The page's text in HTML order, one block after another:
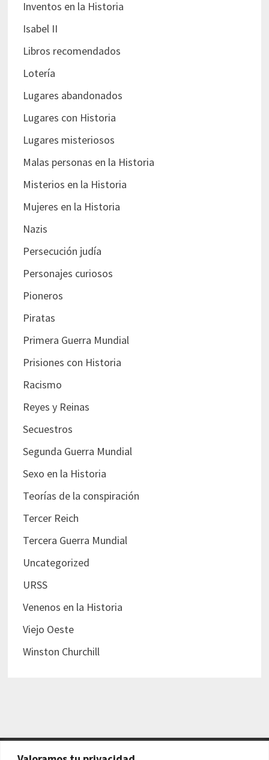
Inventos en la Historia
Isabel II
Libros recomendados
Lotería
Lugares abandonados
Lugares con Historia
Lugares misteriosos
Malas personas en la Historia
Misterios en la Historia
Mujeres en la Historia
Nazis
Persecución judía
Personajes curiosos
Pioneros
Piratas
Primera Guerra Mundial
Prisiones con Historia
Racismo
Reyes y Reinas
Secuestros
Segunda Guerra Mundial
Sexo en la Historia
Teorías de la conspiración
Tercer Reich
Tercera Guerra Mundial
Uncategorized
URSS
Venenos en la Historia
Viejo Oeste
Winston Churchill